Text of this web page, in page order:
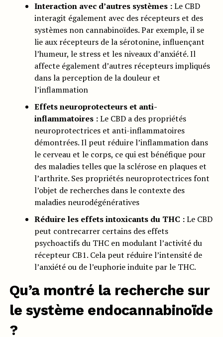
Interaction avec d’autres systèmes :Le CBD
interagit également avec des récepteurs et des
systèmes non cannabinoïdes. Par exemple, il se
lie aux récepteurs de la sérotonine, influençant
l’humeur, le stress et les niveaux d’anxiété. Il
affecte également d’autres récepteurs impliqués
dans la perception de la douleur et
l’inflammation
Effets neuroprotecteurs et anti-
inflammatoires :Le CBD a des propriétés
neuroprotectrices et anti-inflammatoires
démontrées. Il peut réduire l’inflammation dans
le cerveau et le corps, ce qui est bénéfique pour
des maladies telles que la sclérose en plaques et
l’arthrite. Ses propriétés neuroprotectrices font
l’objet de recherches dans le contexte des
maladies neurodégénératives
Réduire les effets intoxicants du THC :Le CBD
peut contrecarrer certains des effets
psychoactifs du THC en modulant l’activité du
récepteur CB1. Cela peut réduire l’intensité de
l’anxiété ou de l’euphorie induite par le THC.
Qu’a montré la recherche sur
le système endocannabinoïde
?